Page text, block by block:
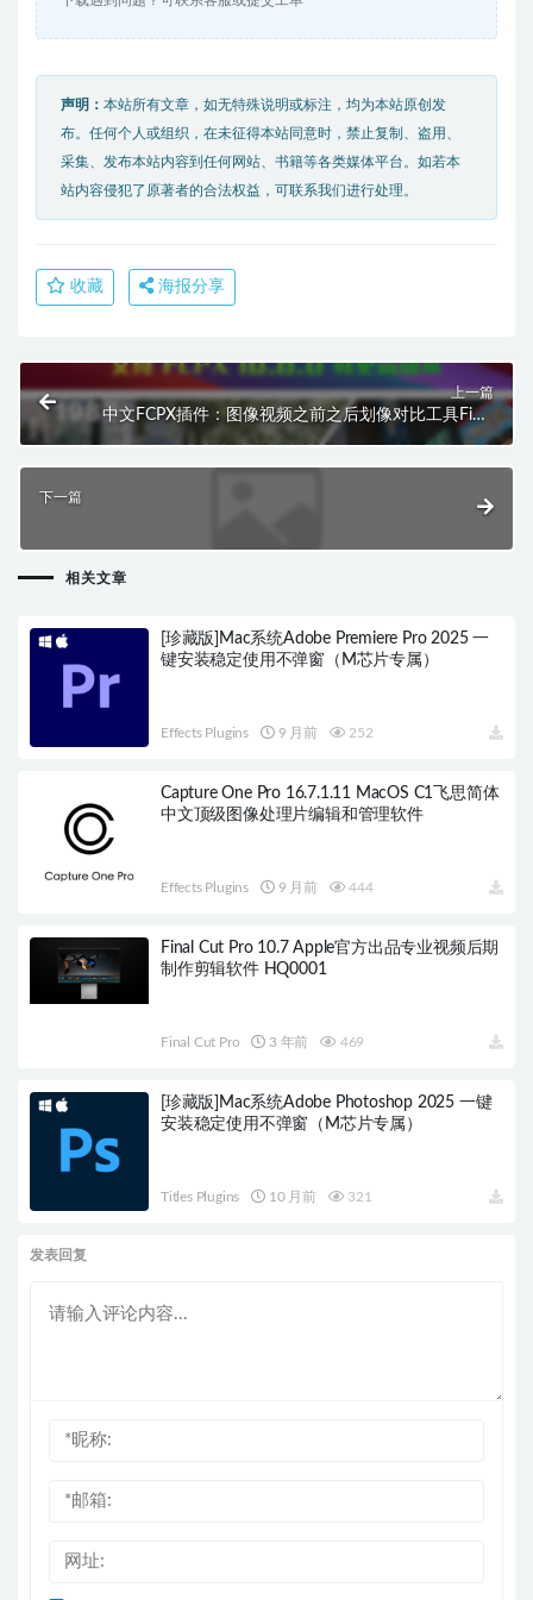
声明： 本站所有文章，如无特殊说明或标注，均为本站原创发
布。任何个人或组织，在未征得本站同意时，禁止复制、盗用、
采集、发布本站内容到任何网站、书籍等各类媒体平台。如若本
站内容侵犯了原著者的合法权益，可联系我们进行处理。
收藏 海报分享
上一篇
中文FCPX插件：图像视频之前之后划像对比工具Final
Cut Pro M1/2/3 HQ0247
下一篇
相关文章
[珍藏版]Mac系统Adobe Premiere Pro 2025 一
键安装稳定使用不弹窗（M芯片专属）
Effects Plugins 9 月前 252
Capture One Pro 16.7.1.11 MacOS C1飞思简体
中文顶级图像处理片编辑和管理软件
Effects Plugins 9 月前 444
Final Cut Pro 10.7 Apple官方出品专业视频后期
制作剪辑软件 HQ0001
Final Cut Pro 3 年前 469
[珍藏版]Mac系统Adobe Photoshop 2025 一键
安装稳定使用不弹窗（M芯片专属）
Titles Plugins 10 月前 321
发表回复